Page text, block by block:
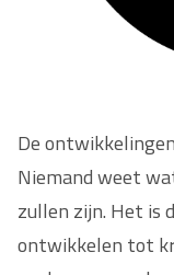
De
Niemand weet
zullen zijn. Het is
ontwikkelen tot